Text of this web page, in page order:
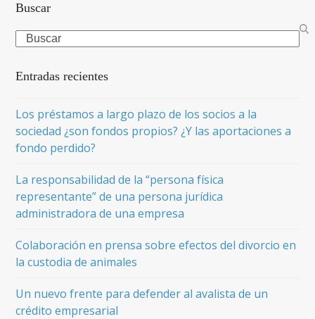
Buscar
Search
Entradas recientes
Los préstamos a largo plazo de los socios a la
sociedad ¿son fondos propios? ¿Y las aportaciones a
fondo perdido?
La responsabilidad de la “persona física
representante” de una persona jurídica
administradora de una empresa
Colaboración en prensa sobre efectos del divorcio en
la custodia de animales
Un nuevo frente para defender al avalista de un
crédito empresarial